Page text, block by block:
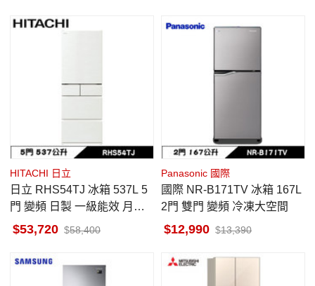
HITACHI 日立
日立 RHS54TJ 冰箱 537L 5
門 變頻 日製 一級能效 月光
白 獨立自動製冰室 特鮮冰溫
53,720 58,400
Panasonic 國際
國際 NR-B171TV 冰箱 167L
2門 雙門 變頻 冷凍大空間
12,990 13,390